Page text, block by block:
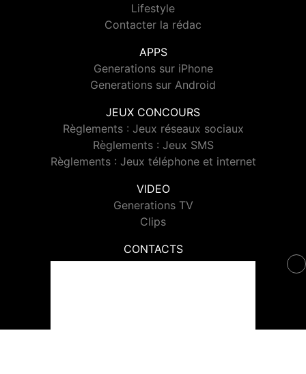
Lifestyle
Contacter la rédac
APPS
Generations sur iPhone
Generations sur Android
JEUX CONCOURS
Règlements : Jeux réseaux sociaux
Règlements : Jeux SMS
Règlements : Jeux téléphone et internet
VIDEO
Generations TV
Clips
CONTACTS
Contacter Generations